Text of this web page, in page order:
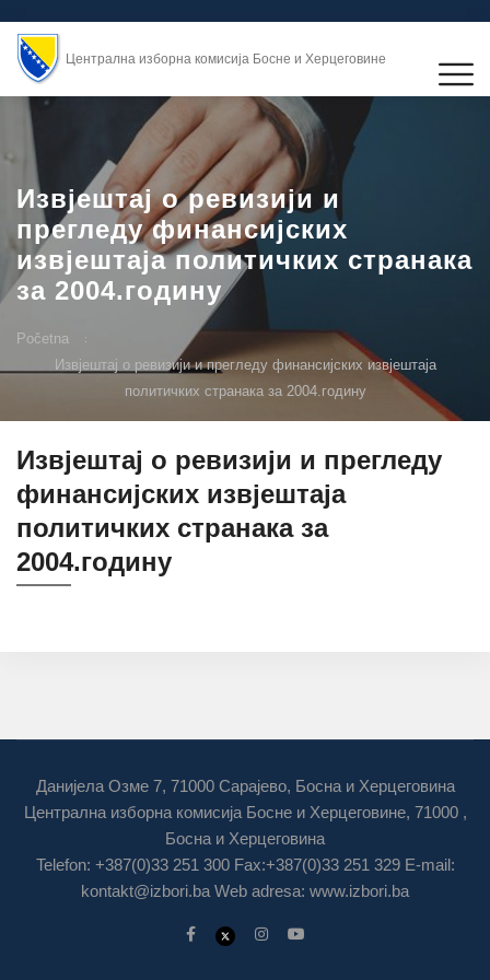
Централна изборна комисија Босне и Херцеговине
Извјештај о ревизији и
прегледу финансијских
извјештаја политичких странака
за 2004.годину
Početna
Извјештај о ревизији и прегледу финансијских извјештаја
политичких странака за 2004.годину
Извјештај о ревизији и прегледу
финансијских извјештаја
политичких странака за
2004.годину
Данијела Озме 7, 71000 Сарајево, Босна и Херцеговина
Централна изборна комисија Босне и Херцеговине, 71000 ,
Босна и Херцеговина
Telefon: +387(0)33 251 300 Fax:+387(0)33 251 329 E-mail:
kontakt@izbori.ba Web adresa: www.izbori.ba